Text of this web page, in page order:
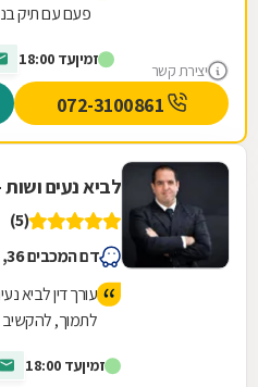
יצירת קשר
פעם עם תיק
זמיןעד 18:00
לביא נעים ושות
(5)
דם המכבים 36, מודיעין
עורך דין לביא
לתמוך, להקשיב
זמיןעד 18:00